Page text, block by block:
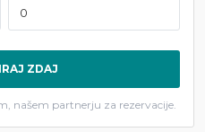
ZDAJ
našem partnerju za rezervacije.